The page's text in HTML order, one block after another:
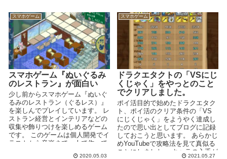
スマホゲーム
スマホゲーム『ぬいぐるみ
のレストラン』が面白い
少し前からスマホゲーム『ぬいぐ
るみのレストラン（ぐるレス）』
を楽しんでプレイしています。 レ
ストラン経営とインテリアなどの
収集や飾りつけを楽しめるゲーム
です。 このゲームは個人開発でイ
ラストから音楽まで一人で作って
2020.05.03
スマホゲーム
ドラクエタクトの「VSにじ
くじゃく」をやっとのこと
でクリアしました。
ポイ活目的で始めたドラクエタク
ト、ポイ活のクリア条件の「VS
にじくじゃく」をようやく達成し
たので思い出としてブログに記録
しておこうと思います。 あらかじ
めYouTubeで攻略法を見て真似る
ことにしました。 キャラの入手が
2021.05.27